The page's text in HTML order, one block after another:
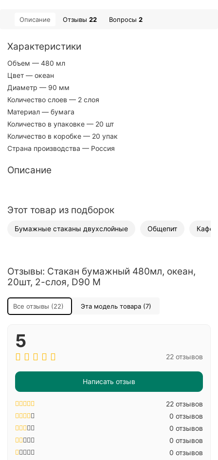
Описание Отзывы 22 Вопросы 2
Характеристики
Объем — 480 мл
Цвет — океан
Диаметр — 90 мм
Количество слоев — 2 слоя
Материал — бумага
Количество в упаковке — 20 шт
Количество в коробке — 20 упак
Страна производства — Россия
Описание
Этот товар из подборок
Бумажные стаканы двухслойные Общепит Кафе
Отзывы: Стакан бумажный 480мл, океан,
20шт, 2-слоя, D90 M
Все отзывы (22) Эта модель товара (7)
5
22 отзывов
Написать отзыв
22 отзывов
0 отзывов
0 отзывов
0 отзывов
0 отзывов